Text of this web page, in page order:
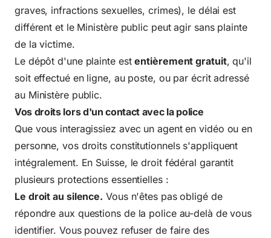
graves, infractions sexuelles, crimes), le délai est
différent et le Ministère public peut agir sans plainte
de la victime.
Le dépôt d'une plainte estentièrement gratuit, qu'il
soit effectué en ligne, au poste, ou par écrit adressé
au Ministère public.
Vos droits lors d'un contact avec la police
Que vous interagissiez avec un agent en vidéo ou en
personne,vos droits constitutionnelss'appliquent
intégralement. En Suisse, le droit fédéral garantit
plusieurs protections essentielles :
Le droit au silence. Vous n'êtes pas obligé de
répondre aux questions de la police au-delà de vous
identifier. Vous pouvez refuser de faire des